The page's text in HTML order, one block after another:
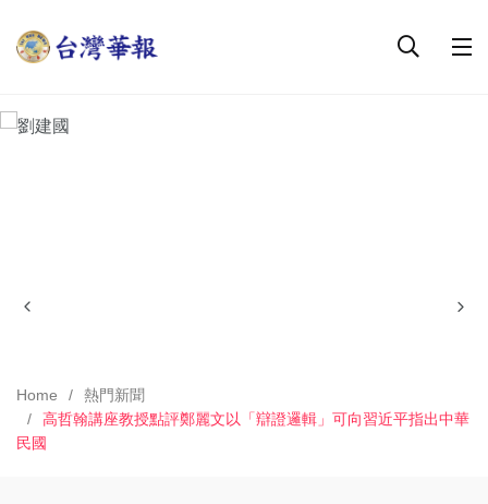
Home
熱門新聞
高哲翰講座教授點評鄭麗文以「辯證邏輯」可向習近平指出中華
民國